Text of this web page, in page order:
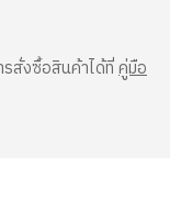
รสั่งซื้อสินค้าได้ที่ คู่มือ